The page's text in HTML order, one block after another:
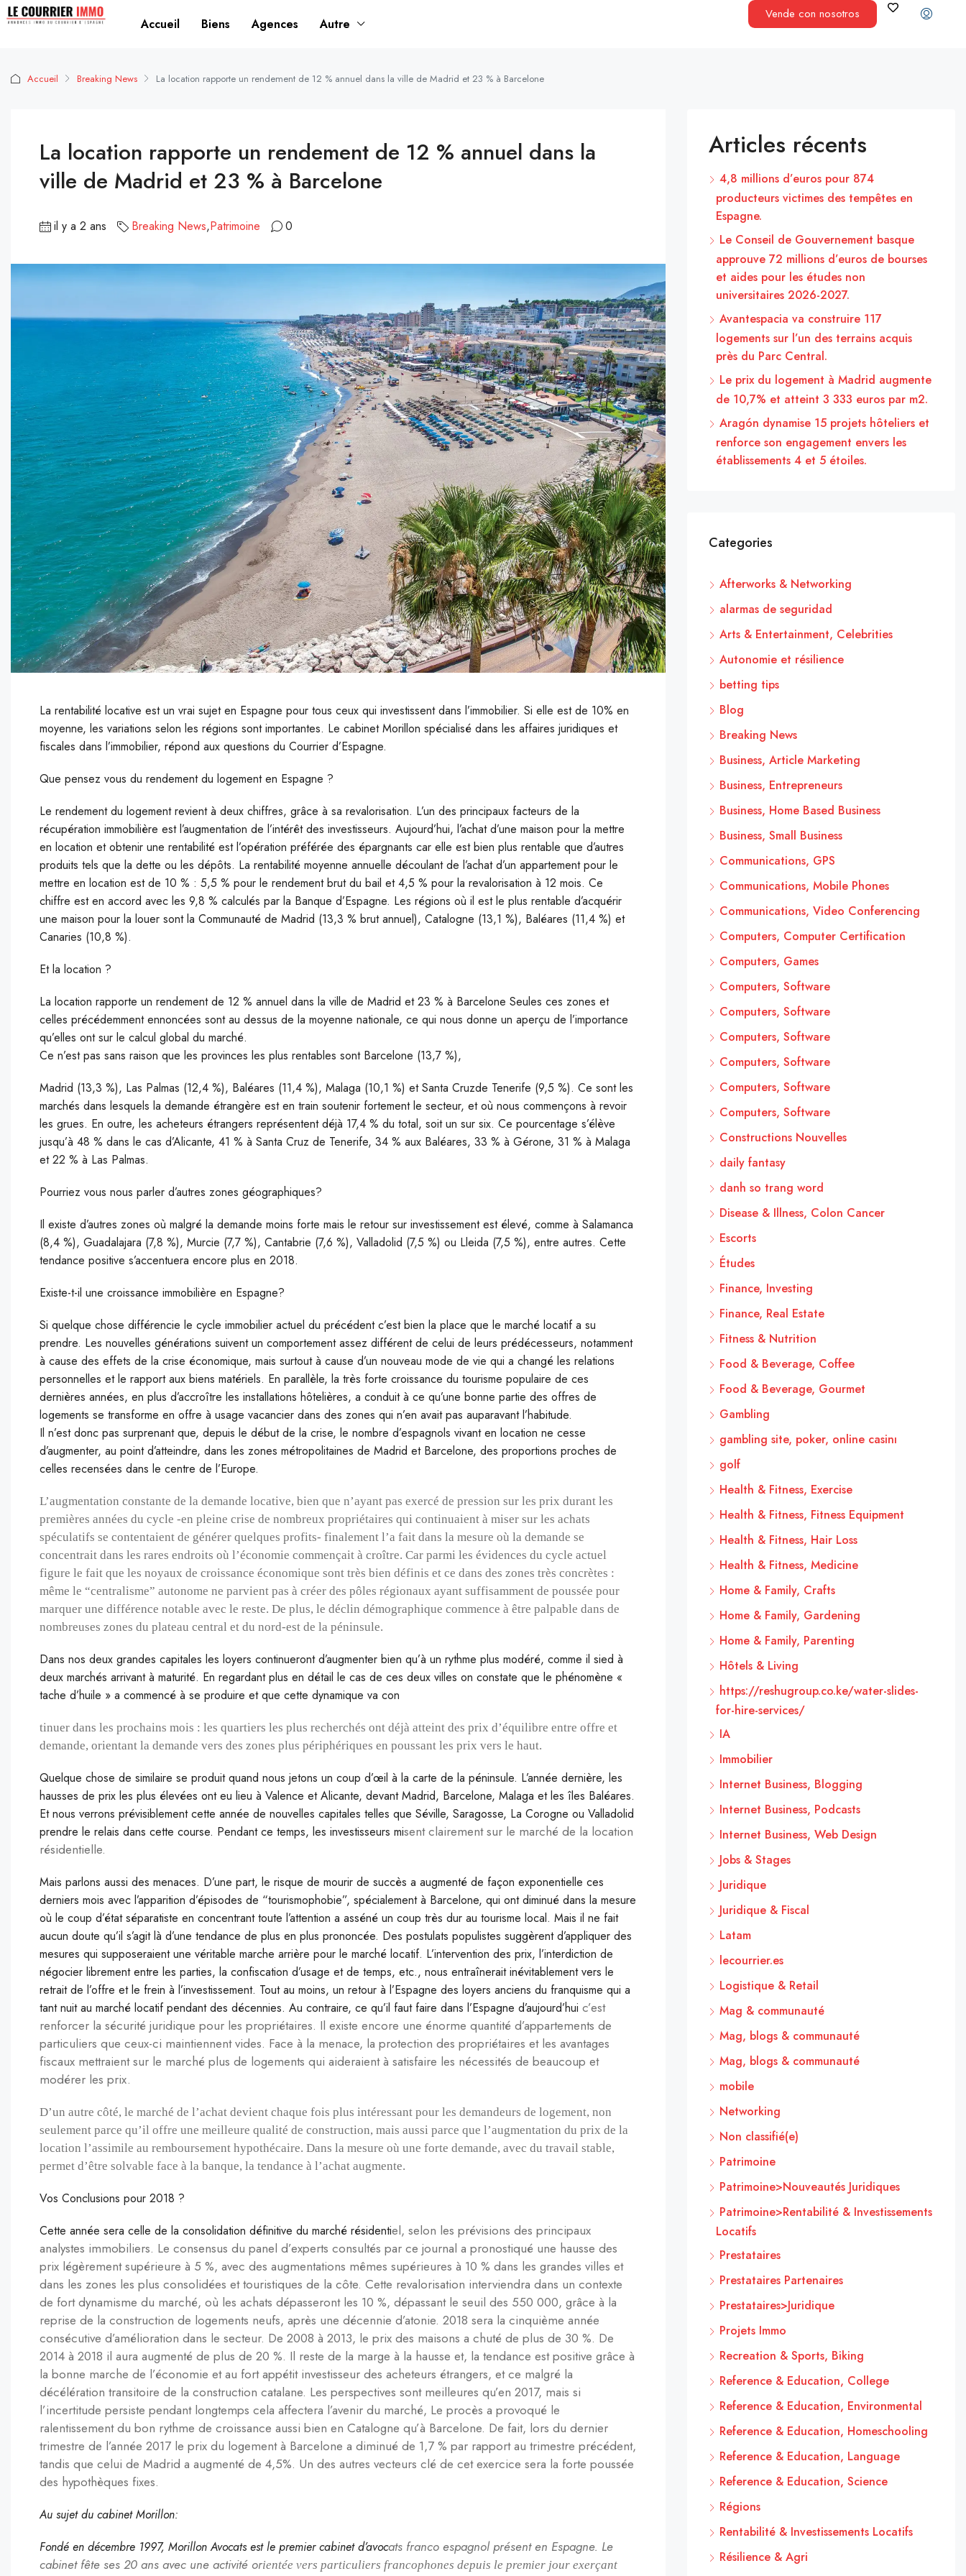
Accueil Biens Agences Autre
Vende con nosotros
Accueil Breaking News La location rapporte un rendement de 12 % annuel dans la ville de Madrid et 23 % à Barcelone
La location rapporte un rendement de 12 % annuel dans la
ville de Madrid et 23 % à Barcelone
il y a 2 ans Breaking News,Patrimoine 0
La rentabilité locative est un vrai sujet en Espagne pour tous ceux qui investissent dans l’immobilier. Si elle est de 10% en
moyenne, les variations selon les régions sont importantes. Le cabinet Morillon spécialisé dans les affaires juridiques et
fiscales dans l’immobilier, répond aux questions du Courrier d’Espagne.
Que pensez vous du rendement du logement en Espagne ?
Le rendement du logement revient à deux chiffres, grâce à sa revalorisation. L’un des principaux facteurs de la
récupération immobilière est l’augmentation de l’intérêt des investisseurs. Aujourd’hui, l’achat d’une maison pour la mettre
en location et obtenir une rentabilité est l’opération préférée des épargnants car elle est bien plus rentable que d’autres
produits tels que la dette ou les dépôts. La rentabilité moyenne annuelle découlant de l’achat d’un appartement pour le
mettre en location est de 10 % : 5,5 % pour le rendement brut du bail et 4,5 % pour la revalorisation à 12 mois. Ce
chiffre est en accord avec les 9,8 % calculés par la Banque d’Espagne. Les régions où il est le plus rentable d’acquérir
une maison pour la louer sont la Communauté de Madrid (13,3 % brut annuel), Catalogne (13,1 %), Baléares (11,4 %) et
Canaries (10,8 %).
Et la location ?
La location rapporte un rendement de 12 % annuel dans la ville de Madrid et 23 % à Barcelone Seules ces zones et
celles précédemment ennoncées sont au dessus de la moyenne nationale, ce qui nous donne un aperçu de l’importance
qu’elles ont sur le calcul global du marché.
Ce n’est pas sans raison que les provinces les plus rentables sont Barcelone (13,7 %),
Madrid (13,3 %), Las Palmas (12,4 %), Baléares (11,4 %), Malaga (10,1 %) et Santa Cruzde Tenerife (9,5 %). Ce sont les
marchés dans lesquels la demande étrangère est en train soutenir fortement le secteur, et où nous commençons à revoir
les grues. En outre, les acheteurs étrangers représentent déjà 17,4 % du total, soit un sur six. Ce pourcentage s’élève
jusqu’à 48 % dans le cas d’Alicante, 41 % à Santa Cruz de Tenerife, 34 % aux Baléares, 33 % à Gérone, 31 % à Malaga
et 22 % à Las Palmas.
Pourriez vous nous parler d’autres zones géographiques?
Il existe d’autres zones où malgré la demande moins forte mais le retour sur investissement est élevé, comme à Salamanca
(8,4 %), Guadalajara (7,8 %), Murcie (7,7 %), Cantabrie (7,6 %), Valladolid (7,5 %) ou Lleida (7,5 %), entre autres. Cette
tendance positive s’accentuera encore plus en 2018.
Existe-t-il une croissance immobilière en Espagne?
Si quelque chose différencie le cycle immobilier actuel du précédent c’est bien la place que le marché locatif a su
prendre. Les nouvelles générations suivent un comportement assez différent de celui de leurs prédécesseurs, notamment
à cause des effets de la crise économique, mais surtout à cause d’un nouveau mode de vie qui a changé les relations
personnelles et le rapport aux biens matériels. En parallèle, la très forte croissance du tourisme populaire de ces
dernières années, en plus d’accroître les installations hôtelières, a conduit à ce qu’une bonne partie des offres de
logements se transforme en offre à usage vacancier dans des zones qui n’en avait pas auparavant l’habitude.
Il n’est donc pas surprenant que, depuis le début de la crise, le nombre d’espagnols vivant en location ne cesse
d’augmenter, au point d’atteindre, dans les zones métropolitaines de Madrid et Barcelone, des proportions proches de
celles recensées dans le centre de l’Europe.
L’augmentation constante de la demande locative, bien que n’ayant pas exercé de pression sur les prix durant les
premières années du cycle -en pleine crise de nombreux propriétaires qui continuaient à miser sur les achats
spéculatifs se contentaient de générer quelques profits- finalement l’a fait dans la mesure où la demande se
concentrait dans les rares endroits où l’économie commençait à croître. Car parmi les évidences du cycle actuel
figure le fait que les noyaux de croissance économique sont très bien définis et ce dans des zones très concrètes :
même le “centralisme” autonome ne parvient pas à créer des pôles régionaux ayant suffisamment de poussée pour
marquer une différence notable avec le reste. De plus, le déclin démographique commence à être palpable dans de
nombreuses zones du plateau central et du nord-est de la péninsule.
Dans nos deux grandes capitales les loyers continueront d’augmenter bien qu’à un rythme plus modéré, comme il sied à
deux marchés arrivant à maturité. En regardant plus en détail le cas de ces deux villes on constate que le phénomène «
tache d’huile » a commencé à se produire et que cette dynamique va con
tinuer dans les prochains mois : les quartiers les plus recherchés ont déjà atteint des prix d’équilibre entre offre et
demande, orientant la demande vers des zones plus périphériques en poussant les prix vers le haut.
Quelque chose de similaire se produit quand nous jetons un coup d’œil à la carte de la péninsule. L’année dernière, les
hausses de prix les plus élevées ont eu lieu à Valence et Alicante, devant Madrid, Barcelone, Malaga et les îles Baléares.
Et nous verrons prévisiblement cette année de nouvelles capitales telles que Séville, Saragosse, La Corogne ou Valladolid
prendre le relais dans cette course. Pendant ce temps, les investisseurs misent clairement sur le marché de la location
résidentielle.
Mais parlons aussi des menaces. D’une part, le risque de mourir de succès a augmenté de façon exponentielle ces
derniers mois avec l’apparition d’épisodes de “tourismophobie”, spécialement à Barcelone, qui ont diminué dans la mesure
où le coup d’état séparatiste en concentrant toute l’attention a asséné un coup très dur au tourisme local. Mais il ne fait
aucun doute qu’il s’agit là d’une tendance de plus en plus prononcée. Des postulats populistes suggèrent d’appliquer des
mesures qui supposeraient une véritable marche arrière pour le marché locatif. L’intervention des prix, l’interdiction de
négocier librement entre les parties, la confiscation d’usage et de temps, etc., nous entraînerait inévitablement vers le
retrait de l’offre et le frein à l’investissement. Tout au moins, un retour à l’Espagne des loyers anciens du franquisme qui a
tant nuit au marché locatif pendant des décennies. Au contraire, ce qu’il faut faire dans l’Espagne d’aujourd’hui c’est
renforcer la sécurité juridique pour les propriétaires. Il existe encore une énorme quantité d’appartements de
particuliers que ceux-ci maintiennent vides. Face à la menace, la protection des propriétaires et les avantages
fiscaux mettraient sur le marché plus de logements qui aideraient à satisfaire les nécessités de beaucoup et
modérer les prix.
D’un autre côté, le marché de l’achat devient chaque fois plus intéressant pour les demandeurs de logement, non
seulement parce qu’il offre une meilleure qualité de construction, mais aussi parce que l’augmentation du prix de la
location l’assimile au remboursement hypothécaire. Dans la mesure où une forte demande, avec du travail stable,
permet d’être solvable face à la banque, la tendance à l’achat augmente.
Vos Conclusions pour 2018 ?
Cette année sera celle de la consolidation définitive du marché résidentiel, selon les prévisions des principaux
analystes immobiliers. Le consensus du panel d’experts consultés par ce journal a pronostiqué une hausse des
prix légèrement supérieure à 5 %, avec des augmentations mêmes supérieures à 10 % dans les grandes villes et
dans les zones les plus consolidées et touristiques de la côte. Cette revalorisation interviendra dans un contexte
de fort dynamisme du marché, où les achats dépasseront les 10 %, dépassant le seuil des 550 000, grâce à la
reprise de la construction de logements neufs, après une décennie d’atonie. 2018 sera la cinquième année
consécutive d’amélioration dans le secteur. De 2008 à 2013, le prix des maisons a chuté de plus de 30 %. De
2014 à 2018 il aura augmenté de plus de 20 %. Il reste de la marge à la hausse et, la tendance est positive grâce à
la bonne marche de l’économie et au fort appétit investisseur des acheteurs étrangers, et ce malgré la
décélération transitoire de la construction catalane. Les perspectives sont meilleures qu’en 2017, mais si
l’incertitude persiste pendant longtemps cela affectera l’avenir du marché, Le procès a provoqué le
ralentissement du bon rythme de croissance aussi bien en Catalogne qu’à Barcelone. De fait, lors du dernier
trimestre de l’année 2017 le prix du logement à Barcelone a diminué de 1,7 % par rapport au trimestre précédent,
tandis que celui de Madrid a augmenté de 4,5%. Un des autres vecteurs clé de cet exercice sera la forte poussée
des hypothèques fixes.
Au sujet du cabinet Morillon:
Fondé en décembre 1997, Morillon Avocats est le premier cabinet d’avocats franco espagnol présent en Espagne. Le
cabinet fête ses 20 ans avec une activité orientée vers particuliers francophones depuis le premier jour exerçant
Articles récents
4,8 millions d’euros pour 874
producteurs victimes des tempêtes en
Espagne.
Le Conseil de Gouvernement basque
approuve 72 millions d’euros de bourses
et aides pour les études non
universitaires 2026-2027.
Avantespacia va construire 117
logements sur l’un des terrains acquis
près du Parc Central.
Le prix du logement à Madrid augmente
de 10,7% et atteint 3 333 euros par m2.
Aragón dynamise 15 projets hôteliers et
renforce son engagement envers les
établissements 4 et 5 étoiles.
Categories
Afterworks & Networking
alarmas de seguridad
Arts & Entertainment, Celebrities
Autonomie et résilience
betting tips
Blog
Breaking News
Business, Article Marketing
Business, Entrepreneurs
Business, Home Based Business
Business, Small Business
Communications, GPS
Communications, Mobile Phones
Communications, Video Conferencing
Computers, Computer Certification
Computers, Games
Computers, Software
Computers, Software
Computers, Software
Computers, Software
Computers, Software
Computers, Software
Constructions Nouvelles
daily fantasy
danh so trang word
Disease & Illness, Colon Cancer
Escorts
Études
Finance, Investing
Finance, Real Estate
Fitness & Nutrition
Food & Beverage, Coffee
Food & Beverage, Gourmet
Gambling
gambling site, poker, online casinı
golf
Health & Fitness, Exercise
Health & Fitness, Fitness Equipment
Health & Fitness, Hair Loss
Health & Fitness, Medicine
Home & Family, Crafts
Home & Family, Gardening
Home & Family, Parenting
Hôtels & Living
https://reshugroup.co.ke/water-slides-
for-hire-services/
IA
Immobilier
Internet Business, Blogging
Internet Business, Podcasts
Internet Business, Web Design
Jobs & Stages
Juridique
Juridique & Fiscal
Latam
lecourrier.es
Logistique & Retail
Mag & communauté
Mag, blogs & communauté
Mag, blogs & communauté
mobile
Networking
Non classifié(e)
Patrimoine
Patrimoine>Nouveautés Juridiques
Patrimoine>Rentabilité & Investissements
Locatifs
Prestataires
Prestataires Partenaires
Prestataires>Juridique
Projets Immo
Recreation & Sports, Biking
Reference & Education, College
Reference & Education, Environmental
Reference & Education, Homeschooling
Reference & Education, Language
Reference & Education, Science
Régions
Rentabilité & Investissements Locatifs
Résilience & Agri